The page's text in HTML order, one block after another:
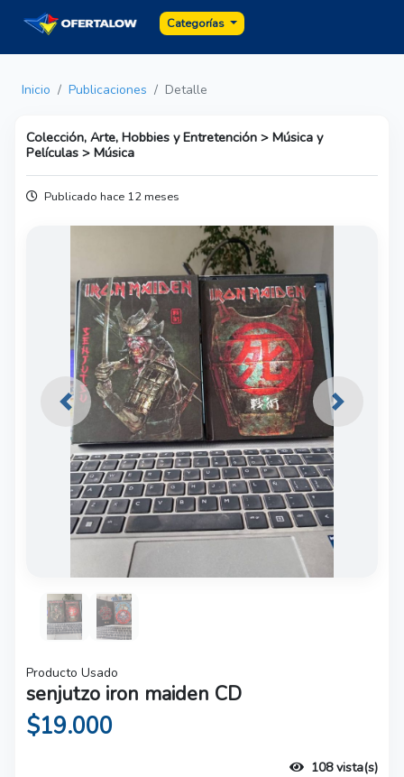
Categorías
Inicio Publicaciones Detalle
Colección, Arte, Hobbies y Entretención > Música y
Películas > Música
Publicado hace 12 meses
Previous Next
Producto Usado
senjutzo iron maiden CD
$19.000
108 vista(s)